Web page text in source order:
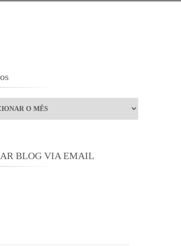
BLOG VIA EMAIL